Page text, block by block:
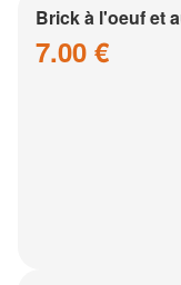
Brick à l'oeuf et
7.00 €